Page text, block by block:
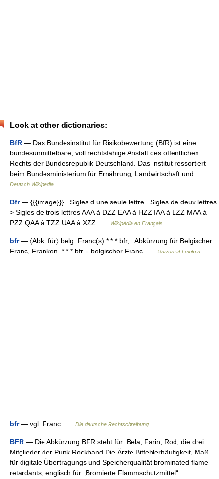
Look at other dictionaries:
BfR — Das Bundesinstitut für Risikobewertung (BfR) ist eine
bundesunmittelbare, voll rechtsfähige Anstalt des öffentlichen
Rechts der Bundesrepublik Deutschland. Das Institut ressortiert
beim Bundesministerium für Ernährung, Landwirtschaft und… …
Deutsch Wikipedia
Bfr— {{{image}}} Sigles d une seule lettre Sigles de deux lettres
> Sigles de trois lettres AAA à DZZ EAA à HZZ IAA à LZZ MAA à
PZZ QAA à TZZ UAA à XZZ …
Wikipédia en Français
bfr— 〈Abk. für〉 belg. Franc(s) * * * bfr, Abkürzung für Belgischer
Franc, Franken. * * * bfr = belgischer Franc …
Universal-Lexikon
bfr— vgl. Franc … Die deutsche Rechtschreibung
BFR — Die Abkürzung BFR steht für: Bela, Farin, Rod, die drei
Mitglieder der Punk Rockband Die Ärzte Bitfehlerhäufigkeit, Maß
für digitale Übertragungs und Speicherqualität brominated flame
retardants, englisch für „Bromierte Flammschutzmittel“… …